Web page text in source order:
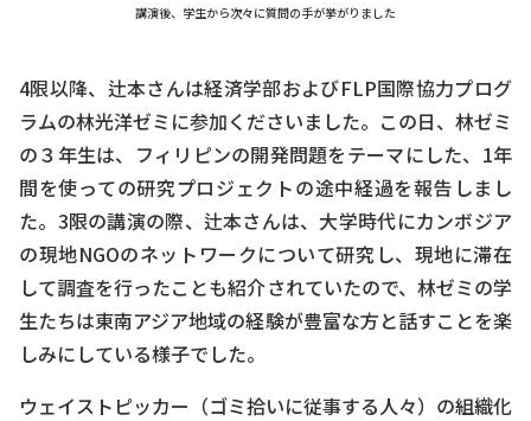
講演後、学生から次々に質問の手が挙がりました
4限以降、辻本さんは経済学部およびFLP国際協力プログ
ラムの林光洋ゼミに参加くださいました。この日、林ゼミ
の３年生は、フィリピンの開発問題をテーマにした、1年
間を使っての研究プロジェクトの途中経過を報告しまし
た。3限の講演の際、辻本さんは、大学時代にカンボジア
の現地NGOのネットワークについて研究し、現地に滞在
して調査を行ったことも紹介されていたので、林ゼミの学
生たちは東南アジア地域の経験が豊富な方と話すことを楽
しみにしている様子でした。
ウェイストピッカー（ゴミ拾いに従事する人々）の組織化